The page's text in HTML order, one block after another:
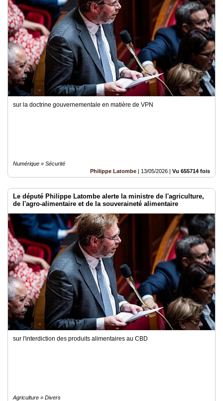
sur la doctrine gouvernementale en matière de VPN
Numérique » Sécurité
Philippe Latombe | 13/05/2026 | Vu 655714 fois
Le député Philippe Latombe alerte la ministre de l'agriculture,
de l'agro-alimentaire et de la souveraineté alimentaire
sur l'interdiction des produits alimentaires au CBD
Agriculture » Divers